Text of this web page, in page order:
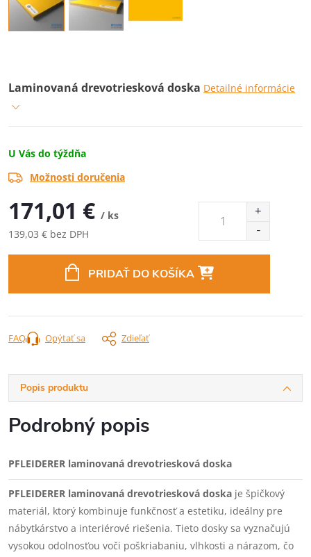
Laminovaná drevotriesková doska Detailné informácie
U Vás do týždňa
Možnosti doručenia
171,01 € / ks
139,03 € bez DPH
PRIDAŤ DO KOŠÍKA
Opýtať sa Zdieľať
FAQ
Popis produktu
Podrobný popis
PFLEIDERER laminovaná drevotriesková doska
PFLEIDERER laminovaná drevotriesková doska je špičkový
materiál, ktorý kombinuje funkčnosť a estetiku, ideálny pre
nábytkárstvo a interiérové riešenia. Tieto dosky sa vyznačujú
vysokou odolnosťou voči poškriabaniu, vlhkosti a nárazom, čo